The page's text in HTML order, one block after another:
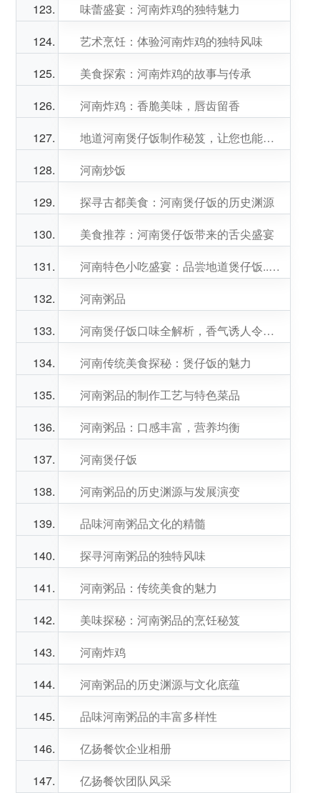
味蕾盛宴：河南炸鸡的独特魅力
艺术烹饪：体验河南炸鸡的独特风味
美食探索：河南炸鸡的故事与传承
河南炸鸡：香脆美味，唇齿留香
地道河南煲仔饭制作秘笈，让您也能在家享受美味
河南炒饭
探寻古都美食：河南煲仔饭的历史渊源
美食推荐：河南煲仔饭带来的舌尖盛宴
河南特色小吃盛宴：品尝地道煲仔饭..指南
河南粥品
河南煲仔饭口味全解析，香气诱人令人垂涎欲滴
河南传统美食探秘：煲仔饭的魅力
河南粥品的制作工艺与特色菜品
河南粥品：口感丰富，营养均衡
河南煲仔饭
河南粥品的历史渊源与发展演变
品味河南粥品文化的精髓
探寻河南粥品的独特风味
河南粥品：传统美食的魅力
美味探秘：河南粥品的烹饪秘笈
河南炸鸡
河南粥品的历史渊源与文化底蕴
品味河南粥品的丰富多样性
亿扬餐饮企业相册
亿扬餐饮团队风采